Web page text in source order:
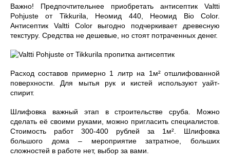
Важно! Предпочтительнее приобретать антисептик Valtti
Pohjuste от Tikkurila, Неомид 440, Неомид Bio Color.
Антисептик Valtti Color выгодно подчеркивает древесную
текстуру. Средства не дешевые, но стоят потраченных денег.
Расход составов примерно 1 литр на 1м² отшлифованной
поверхности. Для мытья рук и кистей используют уайт-
спирит.
Шлифовка важный этап в строительстве сруба. Можно
сделать её своими руками, можно пригласить специалистов.
Стоимость работ 300-400 рублей за 1м². Шлифовка
большого дома – мероприятие затратное, больших
сложностей в работе нет, выбор за вами.